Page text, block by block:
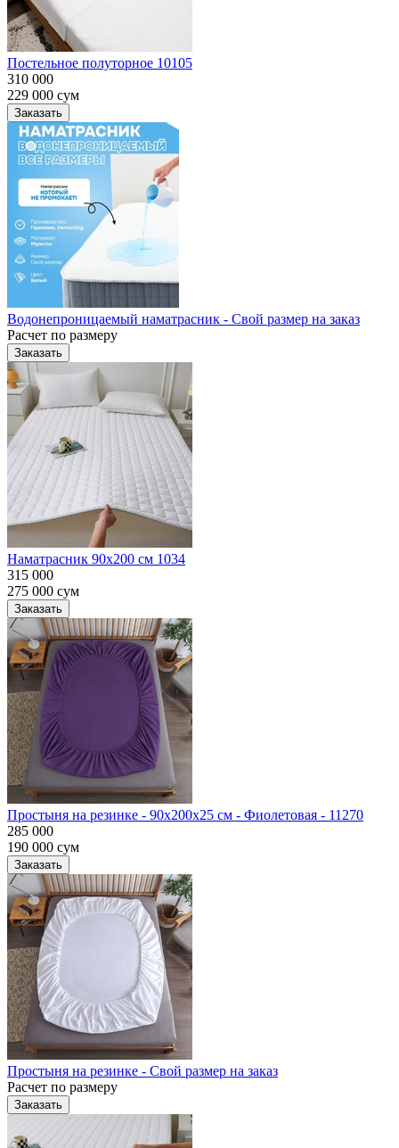
Постельное полуторное 10105
310 000
229 000 сум
Заказать
Водонепроницаемый наматрасник - Свой размер на заказ
Расчет по размеру
Заказать
Наматрасник 90х200 см 1034
315 000
275 000 сум
Заказать
Простыня на резинке - 90x200x25 cм - Фиолетовая - 11270
285 000
190 000 сум
Заказать
Простыня на резинке - Свой размер на заказ
Расчет по размеру
Заказать